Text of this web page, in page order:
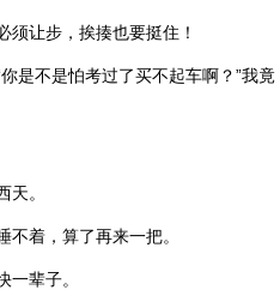
让步，挨揍也要挺住！
是不是怕考过了买不起车啊？”我竟
。
着，算了再来一把。
辈子。